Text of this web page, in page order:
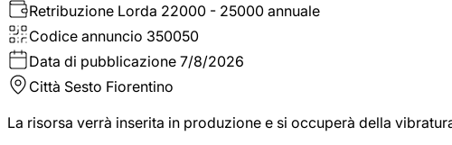
Retribuzione Lorda 22000 - 25000 annuale
Codice annuncio 350050
Data di pubblicazione 7/8/2026
Città Sesto Fiorentino
La risorsa verrà inserita in produzione e si occuperà della